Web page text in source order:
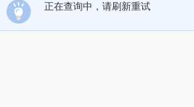
正在查询中，请刷新重试